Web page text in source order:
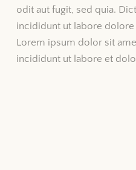
odit aut fugit, sed quia.
incididunt ut labore
Lorem ipsum dolor sit
incididunt ut labore et